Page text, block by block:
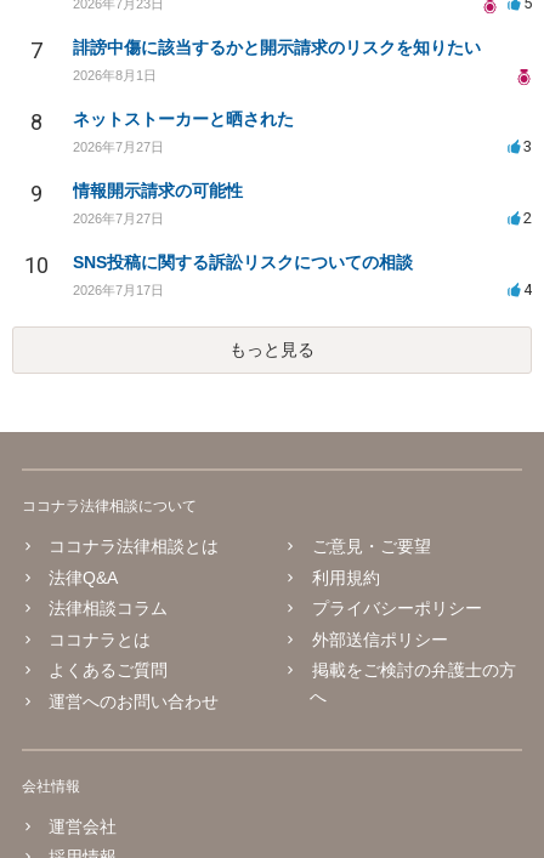
2026年7月23日
7 誹謗中傷に該当するかと開示請求のリスクを知りたい
2026年8月1日
8 ネットストーカーと晒された
2026年7月27日 3
9 情報開示請求の可能性
2026年7月27日 2
10 SNS投稿に関する訴訟リスクについての相談
2026年7月17日 4
もっと見る
ココナラ法律相談について
ココナラ法律相談とは
法律Q&A
法律相談コラム
ココナラとは
よくあるご質問
運営へのお問い合わせ
ご意見・ご要望
利用規約
プライバシーポリシー
外部送信ポリシー
掲載をご検討の弁護士の方
へ
会社情報
運営会社